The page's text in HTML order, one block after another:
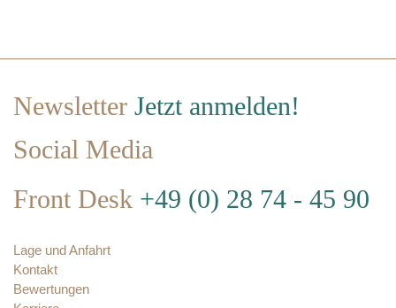
Lage und Anfahrt
Kontakt
Bewertungen
Newsletter Jetzt anmelden!
Social Media
Front Desk +49 (0) 28 74 - 45 90